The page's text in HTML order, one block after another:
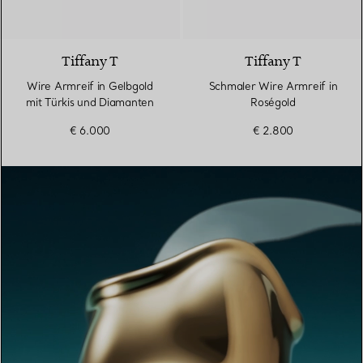
Tiffany T
Wire Armreif in Gelbgold
mit Türkis und Diamanten
€ 6.000
Tiffany T
Schmaler Wire Armreif in
Roségold
€ 2.800